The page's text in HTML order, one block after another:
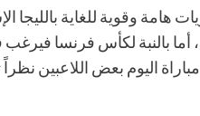
أن تقام اليوم 3 مباريات هامة وقوية
19 بالمسابقة، أما بالنبة لكأس
اليوم بعض اللاعبين